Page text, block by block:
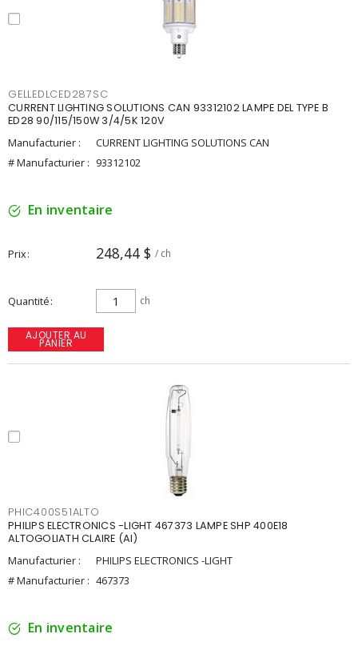
GELLEDLCED287SC
CURRENT LIGHTING SOLUTIONS CAN 93312102 LAMPE DEL TYPE B
ED28 90/115/150W 3/4/5K 120V
Manufacturier :
CURRENT LIGHTING SOLUTIONS CAN
# Manufacturier : 93312102
En inventaire
Prix 248,44 $ / ch
Quantité ch
AJOUTER AU
PANIER
PHIC400S51ALTO
PHILIPS ELECTRONICS -LIGHT 467373 LAMPE SHP 400E18
ALTOGOLIATH CLAIRE (AI)
Manufacturier :
PHILIPS ELECTRONICS -LIGHT
# Manufacturier : 467373
En inventaire